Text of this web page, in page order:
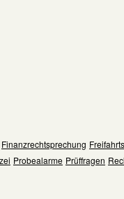
Finanzrechtsprechung
Probealarme Prüffragen